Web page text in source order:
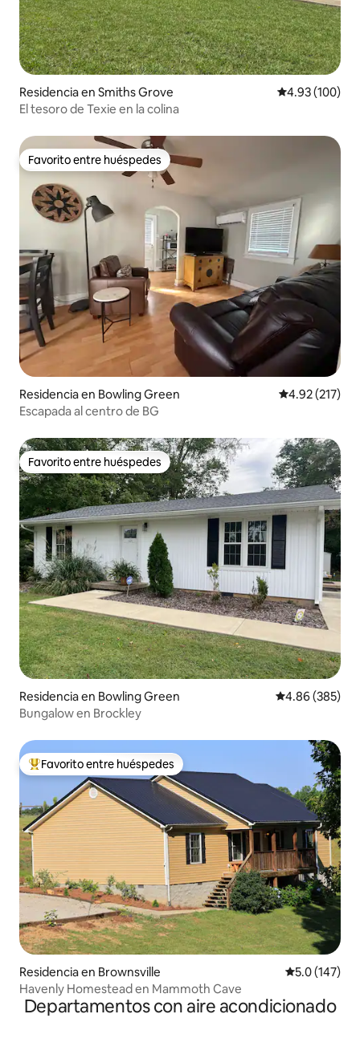
Residencia en Smiths Grove Calificación
4.93 (100)
El tesoro de Texie en la colina
Favorito entre huéspedes
Favorito entre huéspedes
Residencia en Bowling Green Calificación
4.92 (217)
Escapada al centro de BG
Favorito entre huéspedes
Favorito entre huéspedes
Residencia en Bowling Green Calificación
4.86 (385)
Bungalow en Brockley
De los mejores en Favorito entre huéspedes
Favorito entre huéspedes
Residencia en Brownsville Calificación
5.0 (147)
Havenly Homestead en Mammoth Cave
Departamentos con aire acondicionado